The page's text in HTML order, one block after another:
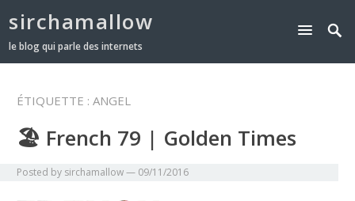
sirchamallow
le blog qui parle des internets
ÉTIQUETTE :ANGEL
🏖 French 79 | Golden Times
Posted by sirchamallow— 09/11/2016